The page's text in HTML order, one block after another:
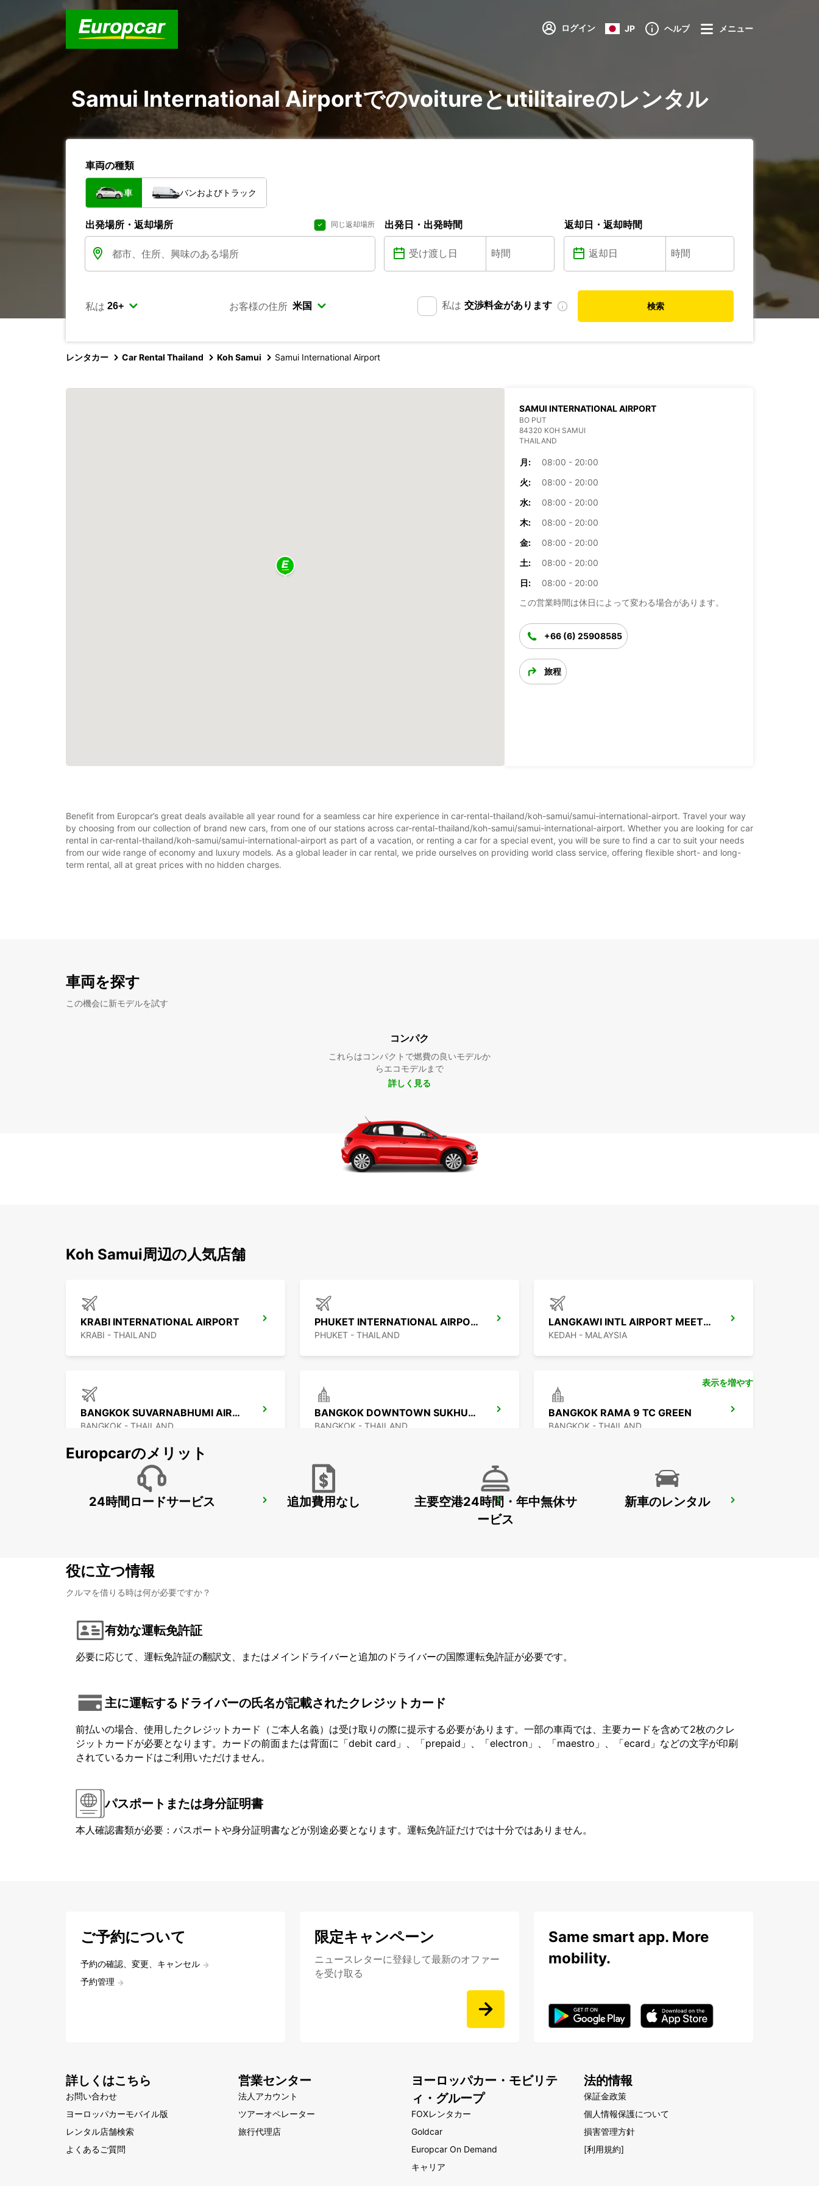
ログイン JP ヘルプ メニュー
Samui International Airportでのvoitureとutilitaireのレンタル
車両の種類
車 バンおよびトラック
出発場所・返却場所 同じ返却場所 出発日・出発時間 返却日・返却時間
私は お客様の住所 私は 交渉料金があります 検索
レンタカー Car Rental Thailand Koh Samui Samui International Airport
SAMUI INTERNATIONAL AIRPORT
BO PUT
84320 KOH SAMUI
THAILAND
月:
08:00 - 20:00
火:
08:00 - 20:00
水:
08:00 - 20:00
木:
08:00 - 20:00
金:
08:00 - 20:00
土:
08:00 - 20:00
日:
08:00 - 20:00
この営業時間は休日によって変わる場合があります。
+66 (6) 25908585
旅程
Benefit from Europcar’s great deals available all year round for a seamless car hire experience in car-rental-thailand/koh-samui/samui-international-airport. Travel your way
by choosing from our collection of brand new cars, from one of our stations across car-rental-thailand/koh-samui/samui-international-airport. Whether you are looking for car
rental in car-rental-thailand/koh-samui/samui-international-airport as part of a vacation, or renting a car for a special event, you will be sure to find a car to suit your needs
from our wide range of economy and luxury models. As a global leader in car rental, we pride ourselves on providing world class service, offering flexible short- and long-
term rental, all at great prices with no hidden charges.
車両を探す
この機会に新モデルを試す
コンパク
これらはコンパクトで燃費の良いモデルか
らエコモデルまで
詳しく見る
Koh Samui周辺の人気店舗
KRABI INTERNATIONAL AIRPORT
KRABI - THAILAND
PHUKET INTERNATIONAL AIRPORT
PHUKET - THAILAND
LANGKAWI INTL AIRPORT MEET AND GREET
KEDAH - MALAYSIA
BANGKOK SUVARNABHUMI AIRPORT
BANGKOK - THAILAND
BANGKOK DOWNTOWN SUKHUMVIT
BANGKOK - THAILAND
BANGKOK RAMA 9 TC GREEN
BANGKOK - THAILAND
BANGKOK DON MUEANG AIRPORT NEW TECHO APT
表示を増やす
Europcarのメリット
24時間ロードサービス 追加費用なし
主要空港24時間・年中無休サ
ービス
新車のレンタル
役に立つ情報
クルマを借りる時は何が必要ですか？
有効な運転免許証
必要に応じて、運転免許証の翻訳文、またはメインドライバーと追加のドライバーの国際運転免許証が必要です。
主に運転するドライバーの氏名が記載されたクレジットカード
前払いの場合、使用したクレジットカード（ご本人名義）は受け取りの際に提示する必要があります。一部の車両では、主要カードを含めて2枚のクレ
ジットカードが必要となります。カードの前面または背面に「debit card」、「prepaid」、「electron」、「maestro」、「ecard」などの文字が印刷
されているカードはご利用いただけません。
パスポートまたは身分証明書
本人確認書類が必要：パスポートや身分証明書などが別途必要となります。運転免許証だけでは十分ではありません。
ご予約について
予約の確認、変更、キャンセル
予約管理
限定キャンペーン
ニュースレターに登録して最新のオファー
を受け取る
Same smart app. More
mobility.
詳しくはこちら
お問い合わせ
ヨーロッパカーモバイル版
レンタル店舗検索
よくあるご質問
営業センター
法人アカウント
ツアーオペレーター
旅行代理店
ヨーロッパカー・モビリテ
ィ・グループ
FOXレンタカー
Goldcar
Europcar On Demand
キャリア
法的情報
保証金政策
個人情報保護について
損害管理方針
[利用規約]